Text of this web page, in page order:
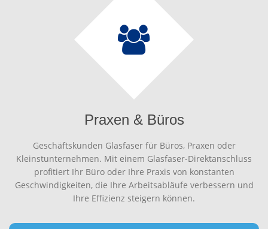
Praxen & Büros
Geschäftskunden Glasfaser für Büros, Praxen oder
Kleinstunternehmen. Mit einem Glasfaser-Direktanschluss
profitiert Ihr Büro oder Ihre Praxis von konstanten
Geschwindigkeiten, die Ihre Arbeitsabläufe verbessern und
Ihre Effizienz steigern können.